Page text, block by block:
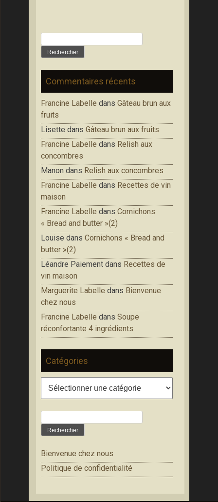
Commentaires récents
Francine Labelle dans Gâteau brun aux
fruits
Lisette dans Gâteau brun aux fruits
Francine Labelle dans Relish aux
concombres
Manon dans Relish aux concombres
Francine Labelle dans Recettes de vin
maison
Francine Labelle dans Cornichons
« Bread and butter »(2)
Louise dans Cornichons « Bread and
butter »(2)
Léandre Paiement dans Recettes de
vin maison
Marguerite Labelle dans Bienvenue
chez nous
Francine Labelle dans Soupe
réconfortante 4 ingrédients
Catégories
Catégories
Bienvenue chez nous
Politique de confidentialité